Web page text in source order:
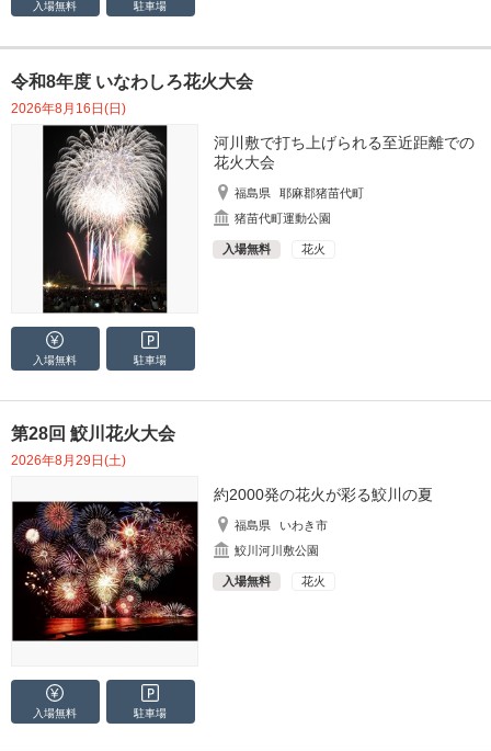
入場無料 駐車場
令和8年度 いなわしろ花火大会
2026年8月16日(日)
河川敷で打ち上げられる至近距離での
花火大会
福島県
耶麻郡猪苗代町
猪苗代町運動公園
入場無料 花火
入場無料 駐車場
第28回 鮫川花火大会
2026年8月29日(土)
約2000発の花火が彩る鮫川の夏
福島県
いわき市
鮫川河川敷公園
入場無料 花火
入場無料 駐車場